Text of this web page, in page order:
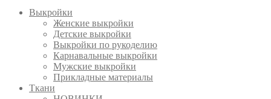
Выкройки
Женские выкройки
Детские выкройки
Выкройки по рукоделию
Карнавальные выкройки
Мужские выкройки
Прикладные материалы
Ткани